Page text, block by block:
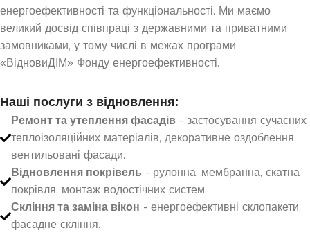
енергоефективності та функціональності. Ми маємо
великий досвід співпраці з державними та приватними
замовниками, у тому числі в межах програми
«ВідновиДІМ» Фонду енергоефективності.
Наші послуги з відновлення:
Ремонт та утеплення фасадів - застосування сучасних
теплоізоляційних матеріалів, декоративне оздоблення,
вентильовані фасади.
Відновлення покрівель - рулонна, мембранна, скатна
покрівля, монтаж водостічних систем.
Скління та заміна вікон - енергоефективні склопакети,
фасадне скління.